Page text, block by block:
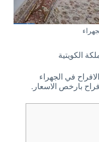
في الجهراء
بارخص الاسعار.